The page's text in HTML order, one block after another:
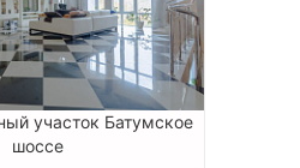
участок Батумское
шоссе